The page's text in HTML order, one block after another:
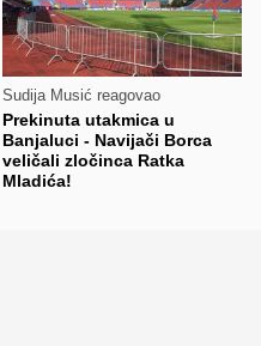
Sudija Musić reagovao
Prekinuta utakmica u
Banjaluci - Navijači Borca
veličali zločinca Ratka
Mladića!